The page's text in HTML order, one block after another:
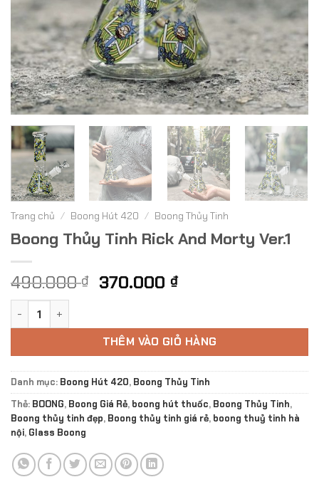
Trang chủ / Boong Hút 420 / Boong Thủy Tinh
Boong Thủy Tinh Rick And Morty Ver.1
490.000₫ Giá
490.000 ₫.
370.000 ₫Giá
là:
370.000 ₫.
THÊM VÀO GIỎ HÀNG
Danh mục: Boong Hút 420, Boong Thủy Tinh
Thẻ: BOONG, Boong Giá Rẻ, boong hút thuốc, Boong Thủy Tinh,
Boong thủy tinh đẹp, Boong thủy tinh giá rẻ, boong thuỷ tinh hà
nội, Glass Boong